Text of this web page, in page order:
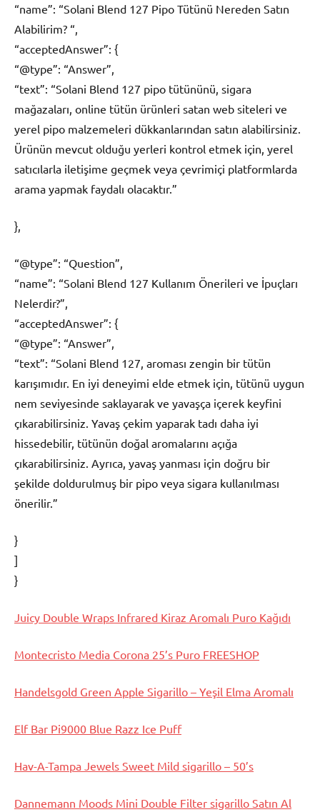
“name”: “Solani Blend 127 Pipo Tütünü Nereden Satın
Alabilirim? “,
“acceptedAnswer”: {
“@type”: “Answer”,
“text”: “Solani Blend 127 pipo tütününü, sigara
mağazaları, online tütün ürünleri satan web siteleri ve
yerel pipo malzemeleri dükkanlarından satın alabilirsiniz.
Ürünün mevcut olduğu yerleri kontrol etmek için, yerel
satıcılarla iletişime geçmek veya çevrimiçi platformlarda
arama yapmak faydalı olacaktır.”
},
“@type”: “Question”,
“name”: “Solani Blend 127 Kullanım Önerileri ve İpuçları
Nelerdir?”,
“acceptedAnswer”: {
“@type”: “Answer”,
“text”: “Solani Blend 127, aroması zengin bir tütün
karışımıdır. En iyi deneyimi elde etmek için, tütünü uygun
nem seviyesinde saklayarak ve yavaşça içerek keyfini
çıkarabilirsiniz. Yavaş çekim yaparak tadı daha iyi
hissedebilir, tütünün doğal aromalarını açığa
çıkarabilirsiniz. Ayrıca, yavaş yanması için doğru bir
şekilde doldurulmuş bir pipo veya sigara kullanılması
önerilir.”
}
]
}
Juicy Double Wraps Infrared Kiraz Aromalı Puro Kağıdı
Montecristo Media Corona 25’s Puro FREESHOP
Handelsgold Green Apple Sigarillo – Yeşil Elma Aromalı
Elf Bar Pi9000 Blue Razz Ice Puff
Hav-A-Tampa Jewels Sweet Mild sigarillo – 50’s
Dannemann Moods Mini Double Filter sigarillo Satın Al